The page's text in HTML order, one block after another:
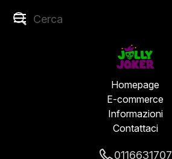
Homepage
E-commerce
Informazioni
Contattaci
0116631707